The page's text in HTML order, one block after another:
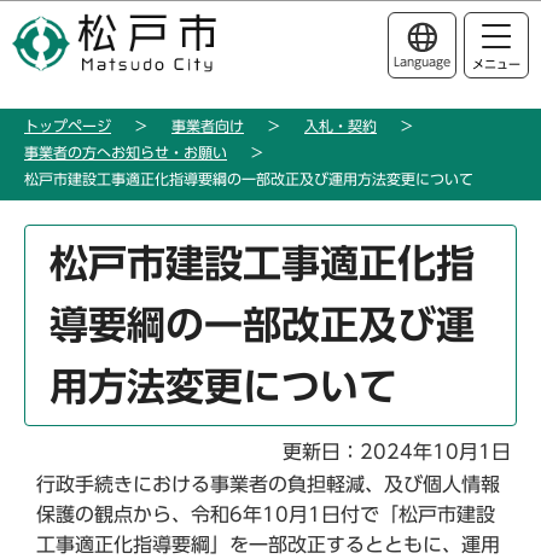
の
ー
このページの本文へ移動
Language メニュー
トップページ 事業者向け
入札・契約
事業者の方へお知らせ・お願い
松戸市建設工事適正化指導要綱の一部改正及び運用方法変更について
松戸市建設工事適正化指
導要綱の一部改正及び運
用方法変更について
更新日：2024年10月1日
行政手続きにおける事業者の負担軽減、及び個人情報
保護の観点から、令和6年10月1日付で「松戸市建設
工事適正化指導要綱」を一部改正するとともに、運用